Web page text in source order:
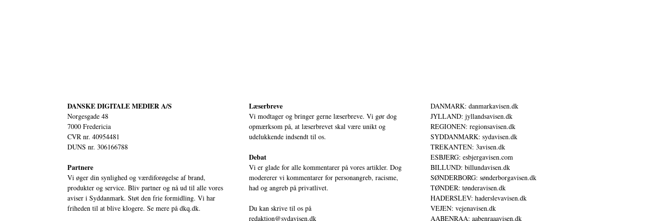
DANSKE DIGITALE MEDIER A/S
Norgesgade 48
7000 Fredericia
CVR nr. 40954481
DUNS nr. 306166788
Partnere
Vi øger din synlighed og værdiforøgelse af brand,
produkter og service. Bliv partner og nå ud til alle vores
aviser i Syddanmark. Støt den frie formidling. Vi har
friheden til at blive klogere. Se mere på dkq.dk.
Læserbreve
Vi modtager og bringer gerne læserbreve. Vi gør dog
opmærksom på, at læserbrevet skal være unikt og
udelukkende indsendt til os.
Debat
Vi er glade for alle kommentarer på vores artikler. Dog
modererer vi kommentarer for personangreb, racisme,
had og angreb på privatlivet.
Du kan skrive til os på
redaktion@sydavisen.dk
DANMARK: danmarkavisen.dk
JYLLAND: jyllandsavisen.dk
REGIONEN: regionsavisen.dk
SYDDANMARK: sydavisen.dk
TREKANTEN: 3avisen.dk
ESBJERG: esbjergavisen.com
BILLUND: billundavisen.dk
SØNDERBORG: sønderborgavisen.dk
TØNDER: tønderavisen.dk
HADERSLEV: haderslevavisen.dk
VEJEN: vejenavisen.dk
AABENRAA: aabenraaavisen.dk